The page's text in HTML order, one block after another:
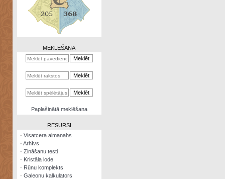
Zināšanu
kalkulators
Nomētātās
MEKLĒŠANA
Paplašinātā meklēšana
RESURSI
· Visatcera almanahs
· Arhīvs
· Zināšanu testi
· Kristāla lode
· Rūnu komplekts
· Galeonu kalkulators